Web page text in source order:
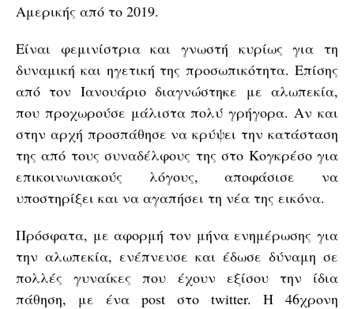
Αμερικής από το 2019.
Είναι φεμινίστρια και γνωστή κυρίως για τη
δυναμική και ηγετική της προσωπικότητα. Επίσης
από τον Ιανουάριο διαγνώστηκε με αλωπεκία,
που προχωρούσε μάλιστα πολύ γρήγορα. Αν και
στην αρχή προσπάθησε να κρύψει την κατάσταση
της από τους συναδέλφους της στο Κογκρέσο για
επικοινωνιακούς λόγους, αποφάσισε να
υποστηρίξει και να αγαπήσει τη νέα της εικόνα.
Πρόσφατα, με αφορμή τον μήνα ενημέρωσης για
την αλωπεκία, ενέπνευσε και έδωσε δύναμη σε
πολλές γυναίκες που έχουν εξίσου την ίδια
πάθηση, με ένα post στο twitter. H 46χρονη